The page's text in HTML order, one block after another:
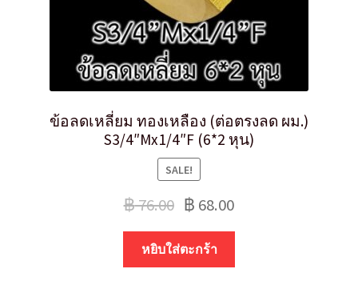
ข้อลดเหลี่ยม ทองเหลือง (ต่อตรงลด ผม.)
S3/4″Mx1/4″F (6*2 หุน)
SALE!
฿76.00 ฿ 68.00
หยิบใส่ตะกร้า